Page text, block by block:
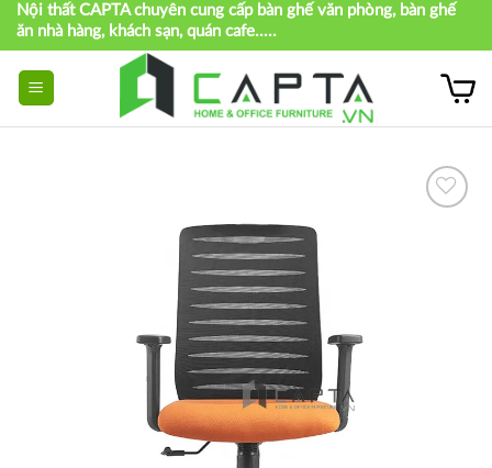
Skip
content
Nội thất CAPTA chuyên cung cấp bàn ghế văn phòng, bàn ghế
ăn nhà hàng, khách sạn, quán cafe.....